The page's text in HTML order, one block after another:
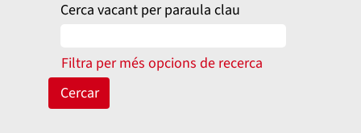
Cerca vacant per paraula clau
Filtra per més opcions de recerca